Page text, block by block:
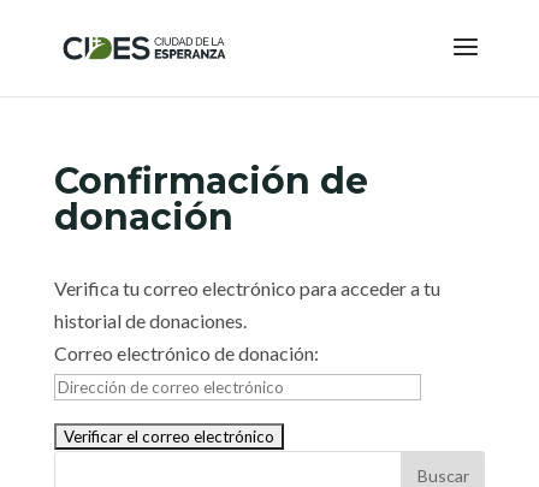
Confirmación de
donación
Verifica tu correo electrónico para acceder a tu
historial de donaciones.
Correo electrónico de donación: